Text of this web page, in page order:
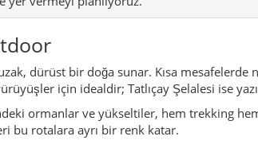
ilçe merkezi veya kaplıca tesisleri
veya kaldığın otelden güncel
çizelgesi
dönemi:Bölge, antik Andinata ile
Camiler, hamamlar ve köy dokusu, tarım
çevredeki küçük yerleşimlerin
sınırları birkaç kez değişir; yeni ilçeler